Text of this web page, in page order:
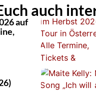
auch
auf